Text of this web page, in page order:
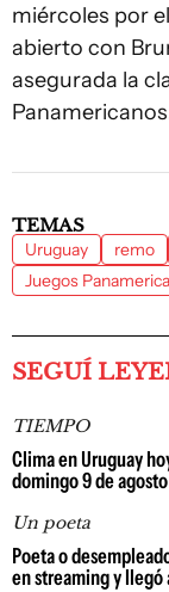
miércoles por
abierto con
asegurada la
TEMAS
Uruguay remo
Juegos
SEGUÍ
TIEMPO
Clima en Uruguay
domingo 9 de agosto
Un poeta
Poeta o
en streaming y llegó